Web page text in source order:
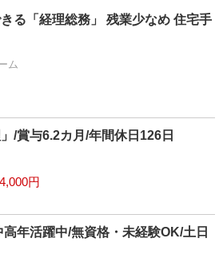
る「経理総務」 残業少なめ 住宅手
ム
/賞与6.2カ月/年間休日126日
円
年活躍中/無資格・未経験OK/土日